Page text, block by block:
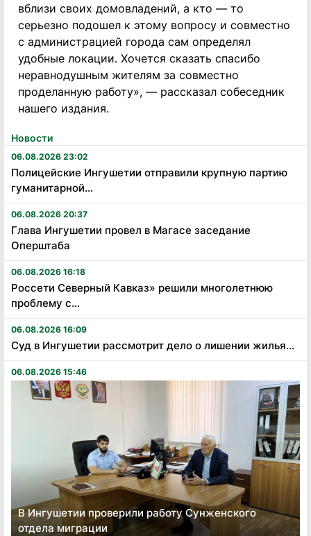
Новости
06.08.2026 23:02
Полицейские Ингушетии отправили крупную партию
гуманитарной...
06.08.2026 20:37
Глава Ингушетии провел в Магасе заседание
Оперштаба
06.08.2026 16:18
Россети Северный Кавказ» решили многолетнюю
проблему с...
06.08.2026 16:09
Суд в Ингушетии рассмотрит дело о лишении жилья...
06.08.2026 15:46
В Ингушетии проверили работу Сунженского
отдела миграции
вблизи своих домовладений, а кто — то
серьезно подошел к этому вопросу и совместно
с администрацией города сам определял
удобные локации. Хочется сказать спасибо
неравнодушным жителям за совместно
проделанную работу», — рассказал собеседник
нашего издания.